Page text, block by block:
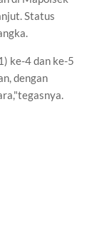
Status
ke-4 dan ke-5
dengan